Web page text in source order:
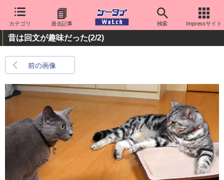
カテゴリ 過去記事 検索 Impressサイト
昔は回文が趣味だった(2/2)
前の画像